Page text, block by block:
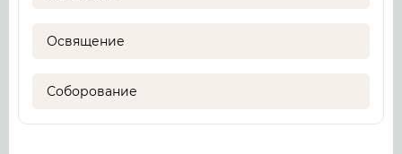
Освящение
Соборование